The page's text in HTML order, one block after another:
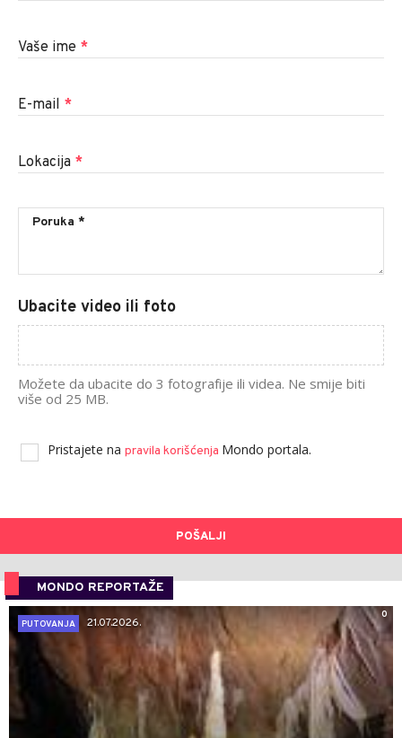
Vaše ime *
E-mail *
Lokacija *
Ubacite video ili foto
Možete da ubacite do 3 fotografije ili videa. Ne smije biti
više od 25 MB.
Pristajete na pravila korišćenja Mondo portala.
POŠALJI
MONDO REPORTAŽE
0
PUTOVANJA
21.07.2026.